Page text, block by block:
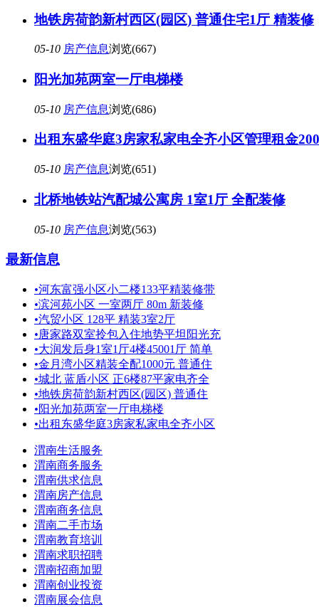
地铁房荷韵新村西区(园区) 普通住宅1厅 精装修
05-10 房产信息浏览(667)
阳光加苑两室一厅电梯楼
05-10 房产信息浏览(686)
出租东盛华庭3房家私家电全齐小区管理租金
05-10 房产信息浏览(651)
北桥地铁站汽配城公寓房 1室1厅 全配装修
05-10 房产信息浏览(563)
最新信息
•河东富强小区小二楼133平精装修带
•滨河苑小区 一室两厅 80m 新装修
•汽贸小区 128平 精装3室2厅
•唐家路双室拎包入住地势平坦阳光充
•大润发后身1室1厅4楼45001厅 简单
•金月湾小区精装全配1000元 普通住
•城北 蓝盾小区 正6楼87平家电齐全
•地铁房荷韵新村西区(园区) 普通住
•阳光加苑两室一厅电梯楼
•出租东盛华庭3房家私家电全齐小区
渭南生活服务
渭南商务服务
渭南供求信息
渭南房产信息
渭南商务信息
渭南二手市场
渭南教育培训
渭南求职招聘
渭南招商加盟
渭南创业投资
渭南展会信息